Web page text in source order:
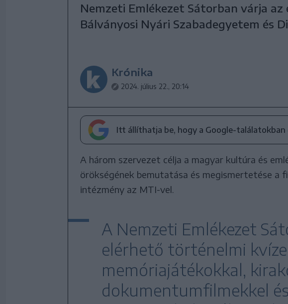
Nemzeti Emlékezet Sátorban várja az
Bálványosi Nyári Szabadegyetem és
Krónika
2024. július 22., 20:14
Itt állíthatja be, hogy a Google-találatokban
A három szervezet célja a magyar kultúra és
örökségének bemutatása és megismertetése a
intézmény az MTI-vel.
A Nemzeti Emlékezet
elérhető történelmi
memóriajátékokkal,
dokumentumfilmekkel